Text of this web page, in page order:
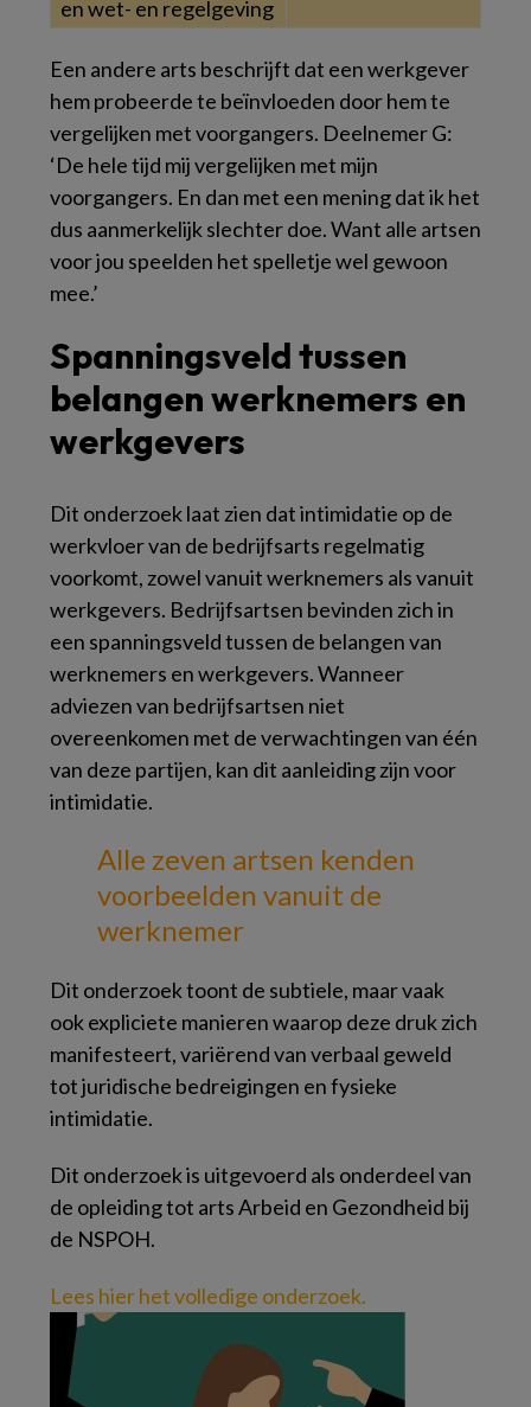
en wet- en regelgeving
Een andere arts beschrijft dat een werkgever
hem probeerde te beïnvloeden door hem te
vergelijken met voorgangers. Deelnemer G:
‘De hele tijd mij vergelijken met mijn
voorgangers. En dan met een mening dat ik het
dus aanmerkelijk slechter doe. Want alle artsen
voor jou speelden het spelletje wel gewoon
mee.’
Spanningsveld tussen
belangen werknemers en
werkgevers
Dit onderzoek laat zien dat intimidatie op de
werkvloer van de bedrijfsarts regelmatig
voorkomt, zowel vanuit werknemers als vanuit
werkgevers. Bedrijfsartsen bevinden zich in
een spanningsveld tussen de belangen van
werknemers en werkgevers. Wanneer
adviezen van bedrijfsartsen niet
overeenkomen met de verwachtingen van één
van deze partijen, kan dit aanleiding zijn voor
intimidatie.
Alle zeven artsen kenden
voorbeelden vanuit de
werknemer
Dit onderzoek toont de subtiele, maar vaak
ook expliciete manieren waarop deze druk zich
manifesteert, variërend van verbaal geweld
tot juridische bedreigingen en fysieke
intimidatie.
Dit onderzoek is uitgevoerd als onderdeel van
de opleiding tot arts Arbeid en Gezondheid bij
de NSPOH.
Lees hier het volledige onderzoek.